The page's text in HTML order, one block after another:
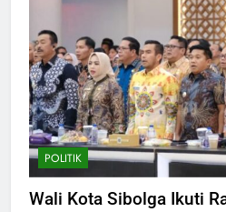
POLITIK
Wali Kota Sibolga Ikuti